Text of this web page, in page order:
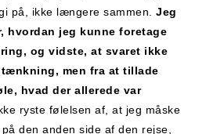
på, ikke længere sammen.Jeg
hvordan jeg kunne foretage
og vidste, at svaret ikke
tænkning, men fra at tillade
hvad der allerede var
ryste følelsen af, at jeg måske
den anden side af den rejse,